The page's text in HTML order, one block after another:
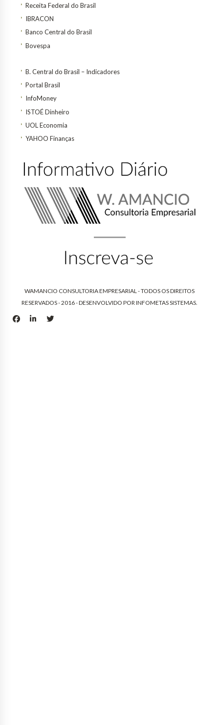
Receita Federal do Brasil
IBRACON
Banco Central do Brasil
Bovespa
B. Central do Brasil – Indicadores
Portal Brasil
InfoMoney
ISTOÉ Dinheiro
UOL Economia
YAHOO Finanças
WAMANCIO CONSULTORIA EMPRESARIAL - TODOS OS DIREITOS
RESERVADOS - 2016 - DESENVOLVIDO PORINFOMETAS SISTEMAS.